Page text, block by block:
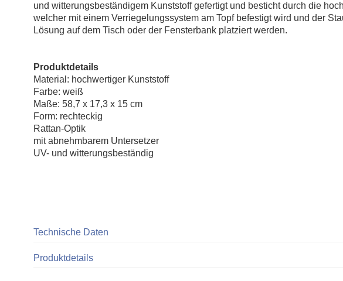
und witterungsbeständigem Kunststoff gefertigt und besticht durch die
welcher mit einem Verriegelungssystem am Topf befestigt wird und der
Lösung auf dem Tisch oder der Fensterbank platziert werden.
Produktdetails
Material: hochwertiger Kunststoff
Farbe: weiß
Maße: 58,7 x 17,3 x 15 cm
Form: rechteckig
Rattan-Optik
mit abnehmbarem Untersetzer
UV- und witterungsbeständig
Technische Daten
Produktdetails